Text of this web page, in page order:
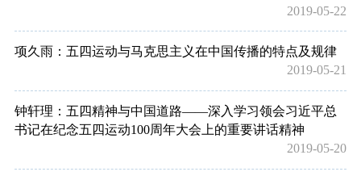
2019-05-22
项久雨：五四运动与马克思主义在中国传播的特点及规律
2019-05-21
钟轩理：五四精神与中国道路——深入学习领会习近平总
书记在纪念五四运动100周年大会上的重要讲话精神
2019-05-20